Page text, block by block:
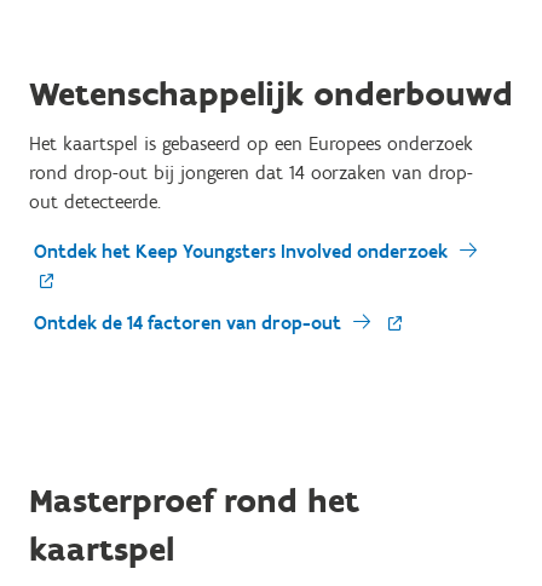
Wetenschappelijk onderbouwd
Het kaartspel is gebaseerd op een Europees onderzoek
rond drop-out bij jongeren dat 14 oorzaken van drop-
out detecteerde.
Ontdek het Keep Youngsters Involved onderzoek
Ontdek de 14 factoren van drop-out
Masterproef rond het
kaartspel